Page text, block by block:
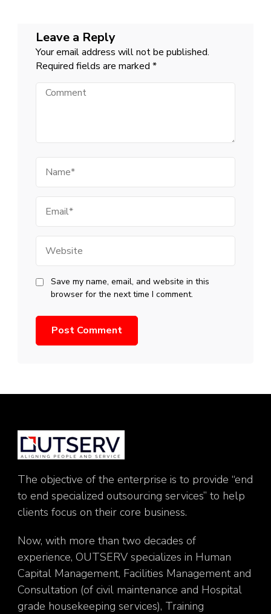
Leave a Reply
Your email address will not be published.
Required fields are marked *
Comment
Save my name, email, and website in this
browser for the next time I comment.
The objective of the enterprise is to provide “end
to end specialized outsourcing services” to help
clients focus on their core business.
Now, with more than two decades of
experience, OUTSERV specializes in Human
Capital Management, Facilities Management and
Consultation (of civil maintenance and Hospital
grade housekeeping services), Training